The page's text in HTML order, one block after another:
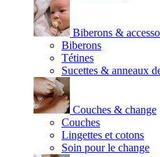
Biberons &
Biberons
Tétines
Sucettes & anneaux
Couches & change
Couches
Lingettes et cotons
Soin pour le change